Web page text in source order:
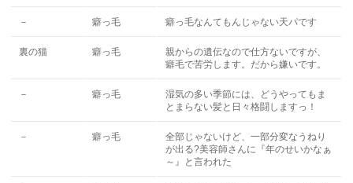
－ 癖っ毛 癖っ毛なんてもんじゃない天パです
裏の猫 癖っ毛
親からの遺伝なので仕方ないですが、
癖毛で苦労します。だから嫌いです。
－ 癖っ毛
湿気の多い季節には、どうやってもま
とまらない髪と日々格闘しますっ！
－ 癖っ毛
全部じゃないけど、一部分変なうねり
が出る?美容師さんに『年のせいかなぁ
～』と言われた